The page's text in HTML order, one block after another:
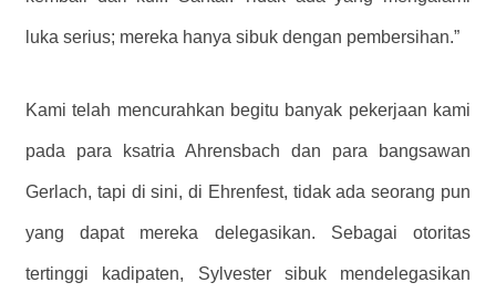
luka serius; mereka hanya sibuk dengan pembersihan.”
Kami telah mencurahkan begitu banyak pekerjaan kami
pada para ksatria Ahrensbach dan para bangsawan
Gerlach, tapi di sini, di Ehrenfest, tidak ada seorang pun
yang dapat mereka delegasikan. Sebagai otoritas
tertinggi kadipaten, Sylvester sibuk mendelegasikan